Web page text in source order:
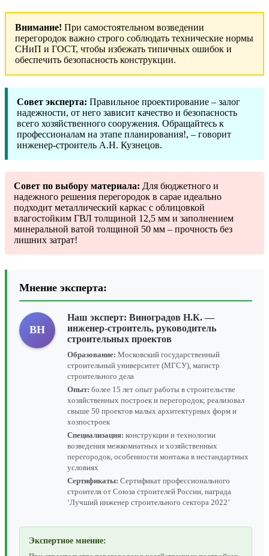
Внимание! При самостоятельном возведении
перегородок важно строго соблюдать технические нормы
СНиП и ГОСТ, чтобы избежать типичных ошибок и
обеспечить безопасность конструкции.
Совет эксперта: Правильное проектирование – залог
надежности, от него зависит качество и безопасность
всего хозяйственного сооружения. Обращайтесь к
профессионалам на этапе планирования!, – говорит
инженер-строитель А.Н. Кузнецов.
Совет по выбору материала: Для бюджетного и
надежного решения перегородок в сарае идеально
подходит металлический каркас с облицовкой
влагостойким ГВЛ толщиной 12,5 мм и заполнением
минеральной ватой толщиной 50 мм – прочность без
лишних затрат!
Мнение эксперта:
ВН
Наш эксперт: Виноградов Н.К. —
инженер-строитель, руководитель
строительных проектов
Образование: Московский государственный
строительный университет (МГСУ), магистр
строительного дела
Опыт: более 15 лет опыт работы в строительстве
хозяйственных построек и перегородок; реализовал
свыше 50 проектов малых архитектурных форм и
хозпостроек
Специализация: конструкции и технологии
возведения межкомнатных и хозяйственных
перегородок, особенности монтажа в нестандартных
условиях
Сертификаты: Сертификат профессионального
строителя от Союза строителей России, награда
‘Лучший инженер строительного сектора 2022’
Экспертное мнение: